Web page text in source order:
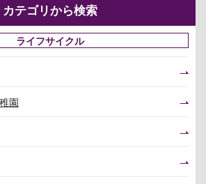
カテゴリから検索
ライフサイクル
園